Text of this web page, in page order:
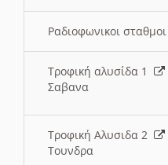
Ραδιοφωνικοι
Τροφική αλυσίδα 1
Σαβανα
Τροφική Αλυσιδα 2
Τουνδρα